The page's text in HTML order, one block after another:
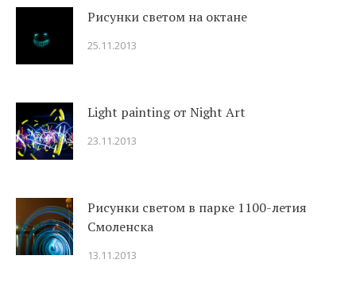
Рисунки светом на октане
25.11.2013
Light painting от Night Art
23.11.2013
Рисунки светом в парке 1100-летия
Смоленска
13.11.2013